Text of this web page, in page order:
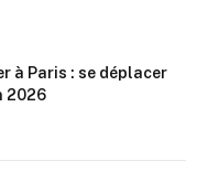
à Paris : se déplacer
2026